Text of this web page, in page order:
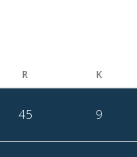
R K
45 9